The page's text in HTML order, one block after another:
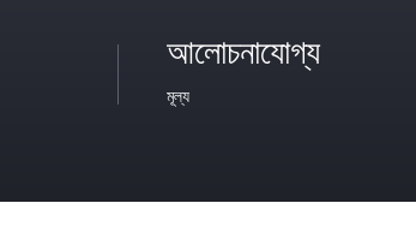
আলোচনাযোগ্য
মূল্য